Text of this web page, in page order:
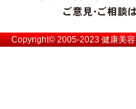
Copyright© 2005-2023健康美